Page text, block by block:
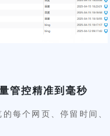
管控精准到毫秒
每个网页、停留时间、